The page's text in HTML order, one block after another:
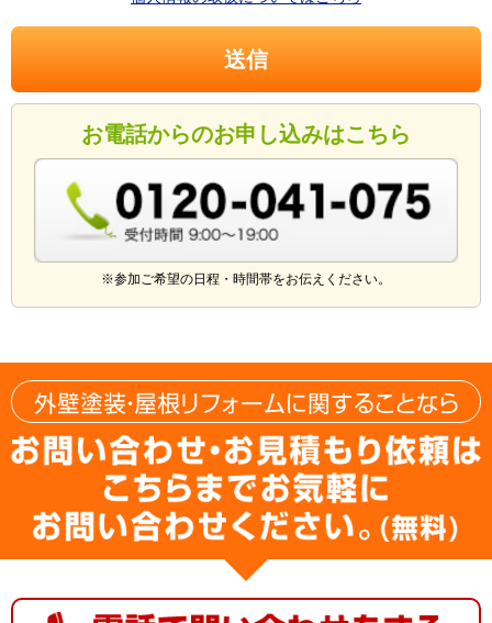
お電話からのお申し込みはこちら
※参加ご希望の日程・時間帯をお伝えください。